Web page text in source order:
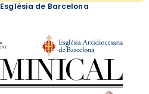
Església de Barcelona